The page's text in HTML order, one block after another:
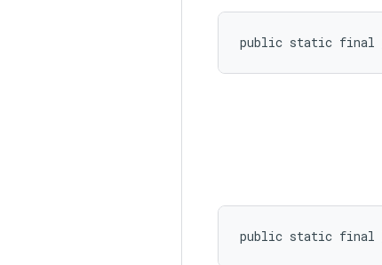
public static final
public static final